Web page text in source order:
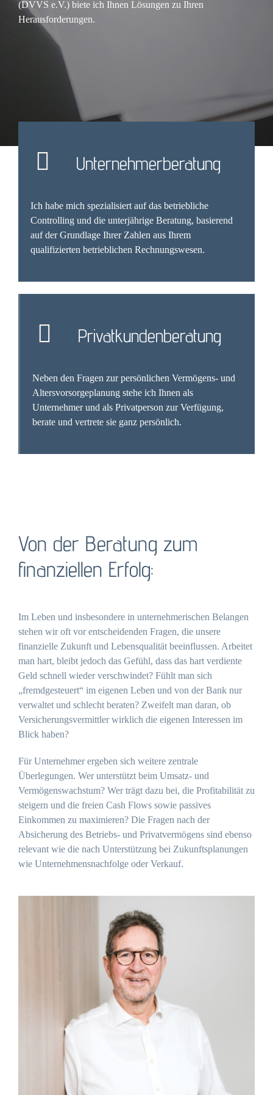
(DVVS e.V.) biete ich Ihnen Lösungen zu Ihren
Herausforderungen.
Unternehmerberatung
Ich habe mich spezialisiert auf das betriebliche
Controlling und die unterjährige Beratung, basierend
auf der Grundlage Ihrer Zahlen aus Ihrem
qualifizierten betrieblichen Rechnungswesen.
Privatkundenberatung
Neben den Fragen zur persönlichen Vermögens- und
Altersvorsorgeplanung stehe ich Ihnen als
Unternehmer und als Privatperson zur Verfügung,
berate und vertrete sie ganz persönlich.
Von der Beratung zum
finanziellen Erfolg:
Im Leben und insbesondere in unternehmerischen Belangen
stehen wir oft vor entscheidenden Fragen, die unsere
finanzielle Zukunft und Lebensqualität beeinflussen. Arbeitet
man hart, bleibt jedoch das Gefühl, dass das hart verdiente
Geld schnell wieder verschwindet? Fühlt man sich
„fremdgesteuert“ im eigenen Leben und von der Bank nur
verwaltet und schlecht beraten? Zweifelt man daran, ob
Versicherungsvermittler wirklich die eigenen Interessen im
Blick haben?
Für Unternehmer ergeben sich weitere zentrale
Überlegungen. Wer unterstützt beim Umsatz- und
Vermögenswachstum? Wer trägt dazu bei, die Profitabilität zu
steigern und die freien Cash Flows sowie passives
Einkommen zu maximieren? Die Fragen nach der
Absicherung des Betriebs- und Privatvermögens sind ebenso
relevant wie die nach Unterstützung bei Zukunftsplanungen
wie Unternehmensnachfolge oder Verkauf.